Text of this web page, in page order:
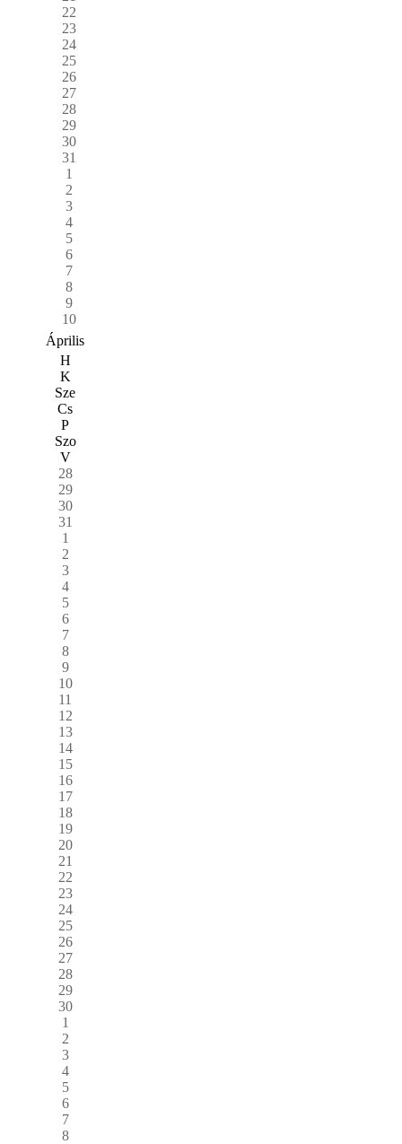
22
23
24
25
26
27
28
29
30
31
1
2
3
4
5
6
7
8
9
10
Április
H
K
Sze
Cs
P
Szo
V
28
29
30
31
1
2
3
4
5
6
7
8
9
10
11
12
13
14
15
16
17
18
19
20
21
22
23
24
25
26
27
28
29
30
1
2
3
4
5
6
7
8